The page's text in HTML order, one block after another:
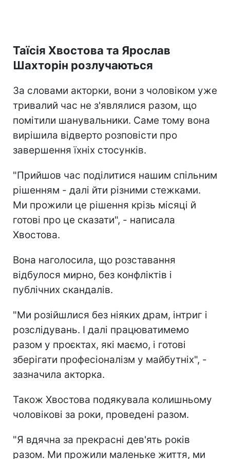
Таїсія Хвостова та Ярослав
Шахторін розлучаються
За словами акторки, вони з чоловіком уже
тривалий час не з'являлися разом, що
помітили шанувальники. Саме тому вона
вирішила відверто розповісти про
завершення їхніх стосунків.
"Прийшов час поділитися нашим спільним
рішенням - далі йти різними стежками.
Ми прожили це рішення крізь місяці й
готові про це сказати", - написала
Хвостова.
Вона наголосила, що розставання
відбулося мирно, без конфліктів і
публічних скандалів.
"Ми розійшлися без ніяких драм, інтриг і
розслідувань. І далі працюватимемо
разом у проєктах, які маємо, і готові
зберігати професіоналізм у майбутніх", -
зазначила акторка.
Також Хвостова подякувала колишньому
чоловікові за роки, проведені разом.
"Я вдячна за прекрасні дев'ять років
разом. Ми прожили маленьке життя, ми